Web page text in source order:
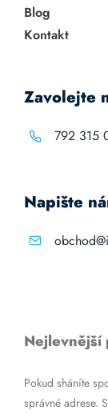
Blog
Kontakt
Zavolejte
792 315
Napište
Nejlevnější
Pokud sháníte
správné adrese.